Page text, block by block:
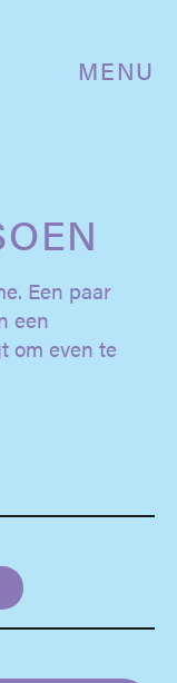
MENU
Een paar
een
om even te